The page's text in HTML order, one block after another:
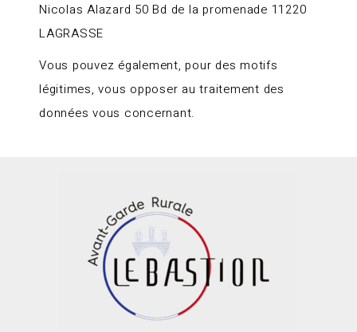
Nicolas Alazard 50 Bd de la promenade 11220
LAGRASSE
Vous pouvez également, pour des motifs
légitimes, vous opposer au traitement des
données vous concernant.